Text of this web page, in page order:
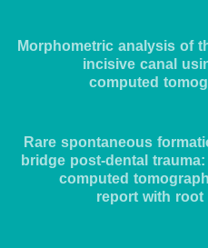
Morphometric analysis of
incisive canal
computed
Rare spontaneous
bridge post-dental
computed
report with